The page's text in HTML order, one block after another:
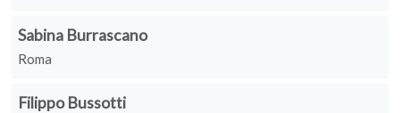
Sabina Burrascano
Roma
Filippo Bussotti